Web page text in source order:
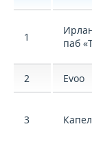
1
паб
2 Evoo
3